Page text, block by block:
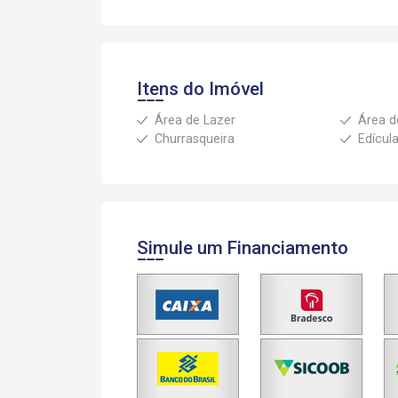
Itens do Imóvel
Área de Lazer
Área
Churrasqueira
Simule um Financiamento